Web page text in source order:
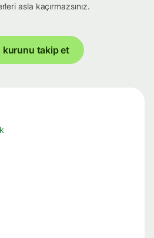
asla kaçırmazsınız.
kurunu takip et